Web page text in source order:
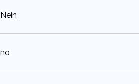
:Nein
:no